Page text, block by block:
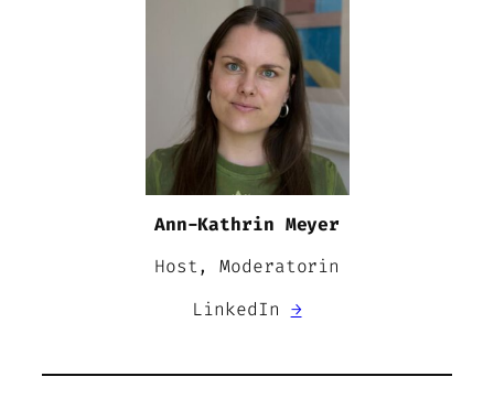
Ann-Kathrin Meyer
Host, Moderatorin
LinkedIn →